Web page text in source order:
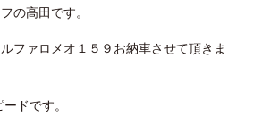
の高田です。
ファロメオ１５９お納車させて頂きま
ドです。